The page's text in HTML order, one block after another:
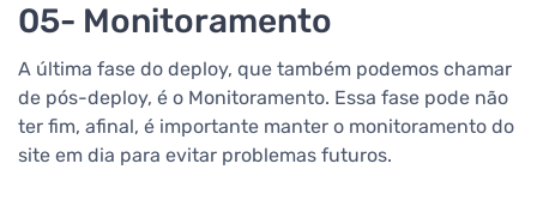
05- Monitoramento
A última fase do deploy, que também podemos chamar
de pós-deploy, é o Monitoramento. Essa fase pode não
ter fim, afinal, é importante manter o monitoramento do
site em dia para evitar problemas futuros.